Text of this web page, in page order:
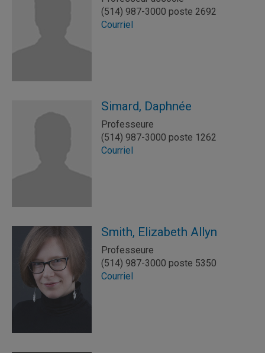
(514) 987-3000 poste 2692
Courriel
Simard, Daphnée
Professeure
(514) 987-3000 poste 1262
Courriel
Smith, Elizabeth Allyn
Professeure
(514) 987-3000 poste 5350
Courriel